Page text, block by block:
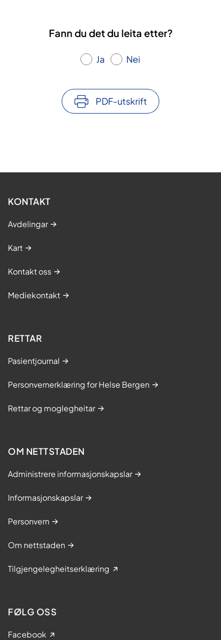
Fann du det du leita etter?
Ja Nei
PDF-utskrift
KONTAKT
Avdelingar
Kart
Kontakt oss
Mediekontakt
RETTAR
Pasientjournal
Personvernerklæring for Helse Bergen
Rettar og moglegheitar
OM NETTSTADEN
Administrere informasjonskapslar
Informasjonskapslar
Personvern
Om nettstaden
Tilgjengelegheitserklæring
FØLG OSS
Facebook